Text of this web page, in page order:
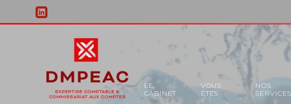
Principal
LE
CABINET
VOUS
ÊTES
NOS
SERVICES